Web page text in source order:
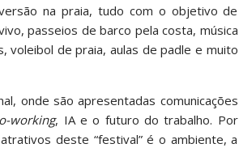
na praia, tudo com o objetivo de
passeios de barco pela costa, música
voleibol de praia, aulas de padle e muito
onde são apresentadas comunicações
working, IA e o futuro do trabalho. Por
deste “festival” é o ambiente, a